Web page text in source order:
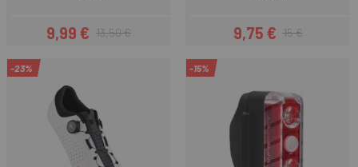
Preu
9,99 €Preu regular
13,50 €
Preu
9,75 €Preu regular
15 €
-23% -15%